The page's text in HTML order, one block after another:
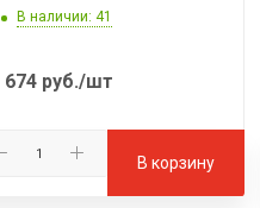
В наличии: 41
674руб./шт
В корзину